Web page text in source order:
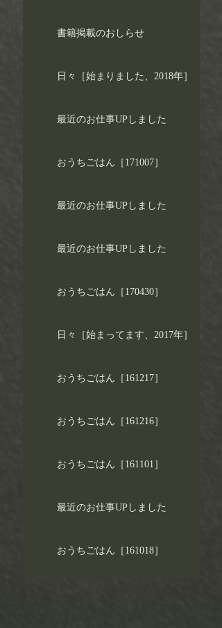
書籍掲載のおしらせ
日々［始まりました、2018年］
最近のお仕事UPしました
おうちごはん［171007］
最近のお仕事UPしました
最近のお仕事UPしました
おうちごはん［170430］
日々［始まってます、2017年］
おうちごはん［161217］
おうちごはん［161216］
おうちごはん［161101］
最近のお仕事UPしました
おうちごはん［161018］